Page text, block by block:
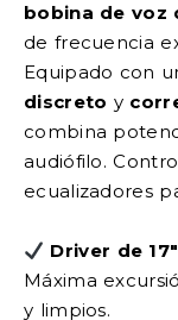
bobina de voz
de frecuencia
Equipado con
discreto y
combina
audiófilo.
ecualizadores
Driver de
Máxima
y limpios.